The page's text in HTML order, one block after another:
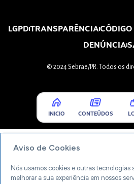
LGPDTRANSPARÊNCIA
DENÚNCIA
© 2024 Sebrae/PR. Todos os
INICIO CONTEÚDOS
Aviso de Cookies
Nós usamos cookies e outras tecnologias
melhorar a sua experiência em nossos